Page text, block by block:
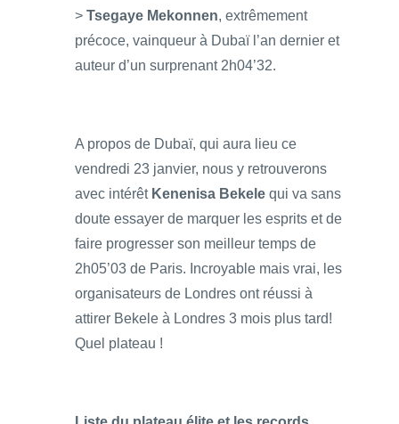
> Tsegaye Mekonnen, extrêmement
précoce, vainqueur à Dubaï l’an dernier et
auteur d’un surprenant 2h04’32.
A propos de Dubaï, qui aura lieu ce
vendredi 23 janvier, nous y retrouverons
avec intérêt Kenenisa Bekele qui va sans
doute essayer de marquer les esprits et de
faire progresser son meilleur temps de
2h05’03 de Paris. Incroyable mais vrai, les
organisateurs de Londres ont réussi à
attirer Bekele à Londres 3 mois plus tard!
Quel plateau !